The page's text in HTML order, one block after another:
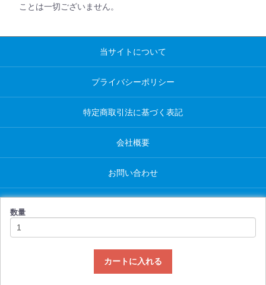
数量
カートに入れる
ことは一切ございません。
当サイトについて
プライバシーポリシー
特定商取引法に基づく表記
会社概要
お問い合わせ